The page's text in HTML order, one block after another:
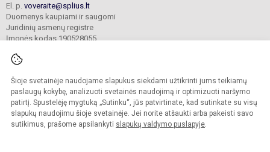
Šioje svetainėje naudojame slapukus siekdami užtikrinti jums teikiamų
paslaugų kokybę, analizuoti svetainės naudojimą ir optimizuoti naršymo
patirtį. Spustelėję mygtuką „Sutinku“, jūs patvirtinate, kad sutinkate su visų
slapukų naudojimu šioje svetainėje. Jei norite atšaukti arba pakeisti savo
sutikimus, prašome apsilankyti slapukų valdymo puslapyje.
El. p. voveraite@splius.lt
Duomenys kaupiami ir saugomi
Juridinių asmenų registre
Įmonės kodas 190528055
© 2025. Šiaulių lopšelis-darželis „Voveraitė“. Visos teisės saugomos.
Kopijuoti turinį be raštiško įstaigos administracijos sutikimo griežtai draudžiama.
Prieinamumo paraiška Slapukų valdymas
Sumanus būdas atnaujinti